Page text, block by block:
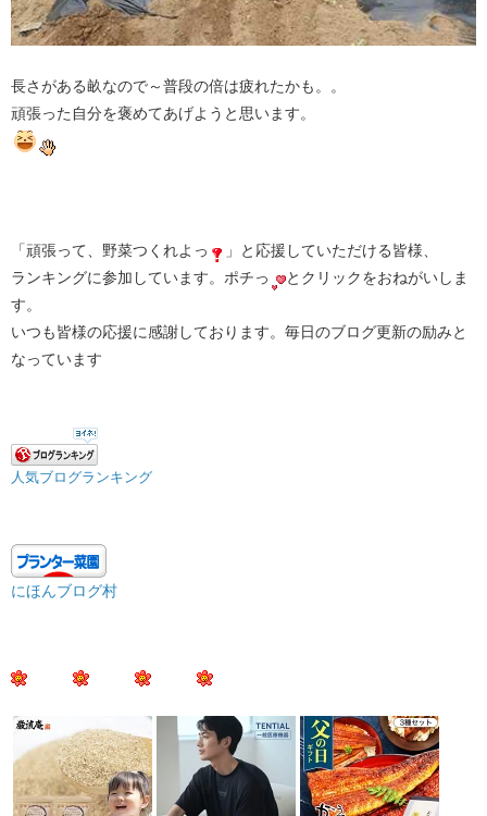
長さがある畝なので～普段の倍は疲れたかも。。
頑張った自分を褒めてあげようと思います。
「頑張って、野菜つくれよっ
」と応援していただける皆様、
ランキングに参加しています。ポチっ
とクリックをおねがいしま
す。
いつも皆様の応援に感謝しております。毎日のブログ更新の励みと
なっています
人気ブログランキング
にほんブログ村